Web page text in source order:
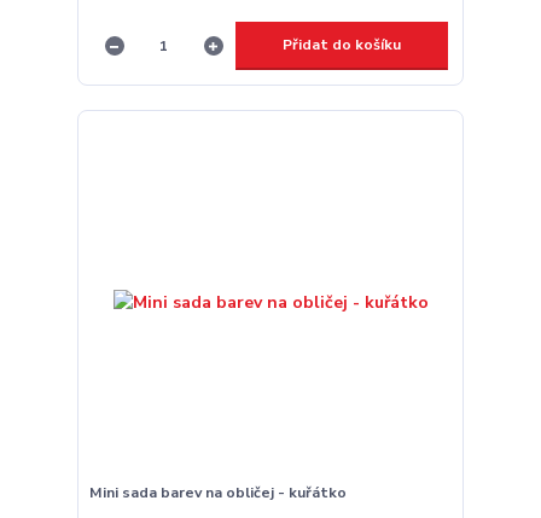
Přidat do košíku
Mini sada barev na obličej - kuřátko